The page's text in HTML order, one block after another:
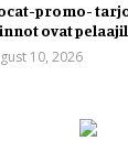
promo-
ovat
10, 2026